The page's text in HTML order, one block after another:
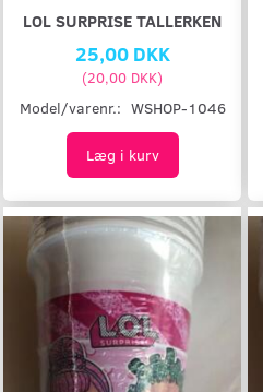
LOL SURPRISE TALLERKEN
25,00 DKK
(20,00 DKK)
Model/varenr.: WSHOP-1046
Læg i kurv